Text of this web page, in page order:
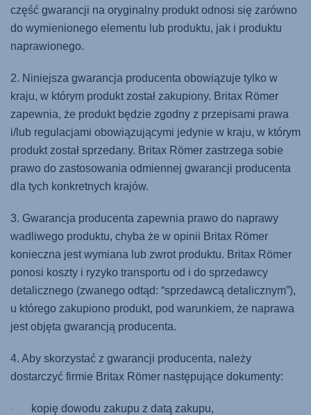
część gwarancji na oryginalny produkt odnosi się zarówno
do wymienionego elementu lub produktu, jak i produktu
naprawionego.
2. Niniejsza gwarancja producenta obowiązuje tylko w
kraju, w którym produkt został zakupiony. Britax Römer
zapewnia, że produkt będzie zgodny z przepisami prawa
i/lub regulacjami obowiązującymi jedynie w kraju, w którym
produkt został sprzedany. Britax Römer zastrzega sobie
prawo do zastosowania odmiennej gwarancji producenta
dla tych konkretnych krajów.
3. Gwarancja producenta zapewnia prawo do naprawy
wadliwego produktu, chyba że w opinii Britax Römer
konieczna jest wymiana lub zwrot produktu. Britax Römer
ponosi koszty i ryzyko transportu od i do sprzedawcy
detalicznego (zwanego odtąd: “sprzedawcą detalicznym”),
u którego zakupiono produkt, pod warunkiem, że naprawa
jest objęta gwarancją producenta.
4. Aby skorzystać z gwarancji producenta, należy
dostarczyć firmie Britax Römer następujące dokumenty:
kopię dowodu zakupu z datą zakupu,